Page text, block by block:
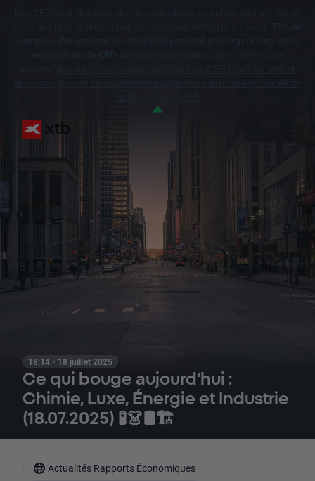
18:14 · 18 juillet 2025
Ce qui bouge aujourd'hui :
Chimie, Luxe, Énergie et Industrie
(18.07.2025) 🧪👗🛢️🏗️
Actualités Rapports Économiques